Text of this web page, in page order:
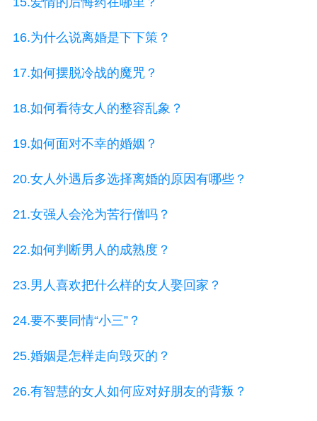
16.为什么说离婚是下下策？
17.如何摆脱冷战的魔咒？
18.如何看待女人的整容乱象？
19.如何面对不幸的婚姻？
20.女人外遇后多选择离婚的原因有哪些？
21.女强人会沦为苦行僧吗？
22.如何判断男人的成熟度？
23.男人喜欢把什么样的女人娶回家？
24.要不要同情“小三”？
25.婚姻是怎样走向毁灭的？
26.有智慧的女人如何应对好朋友的背叛？